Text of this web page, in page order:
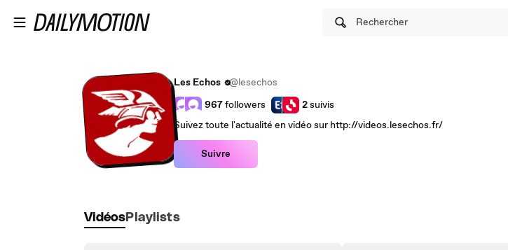
Rechercher
Les Echos
@lesechos
967followers 2suivis
Suivez toute l'actualité en vidéo sur http://videos.lesechos.fr/
Suivre
Vidéos Playlists